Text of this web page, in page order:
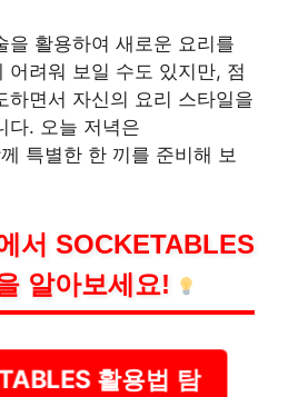
을 활용하여 새로운 요리를
어려워 보일 수도 있지만, 점
하면서 자신의 요리 스타일을
다. 오늘 저녁은
특별한 한 끼를 준비해 보
서 SOCKETABLES
알아보세요!
활용법 탐